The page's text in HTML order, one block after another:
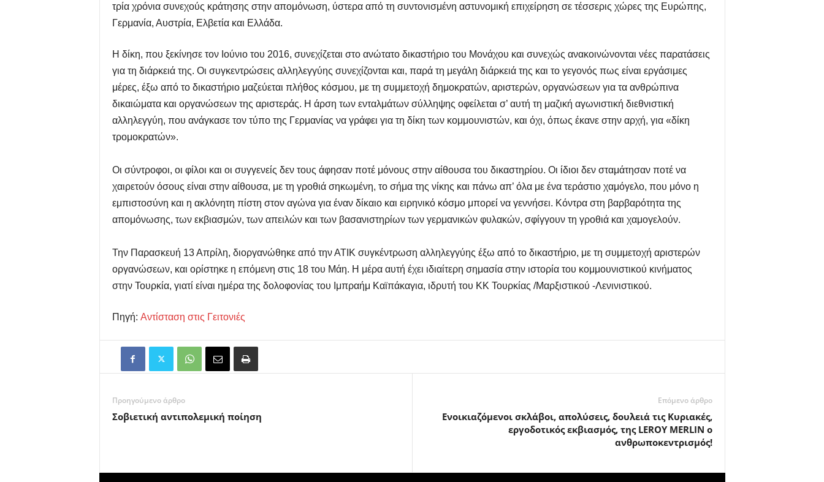
τρία χρόνια συνεχούς κράτησης στην απομόνωση, ύστερα από τη συντονισμένη αστυνομική επιχείρηση σε τέσσερις χώρες της Ευρώπης,
Γερμανία, Αυστρία, Ελβετία και Ελλάδα.
Η δίκη, που ξεκίνησε τον Ιούνιο του 2016, συνεχίζεται στο ανώτατο δικαστήριο του Μονάχου και συνεχώς ανακοινώνονται νέες παρατάσεις
για τη διάρκειά της. Οι συγκεντρώσεις αλληλεγγύης συνεχίζονται και, παρά τη μεγάλη διάρκειά της και το γεγονός πως είναι εργάσιμες
μέρες, έξω από το δικαστήριο μαζεύεται πλήθος κόσμου, με τη συμμετοχή δημοκρατών, αριστερών, οργανώσεων για τα ανθρώπινα
δικαιώματα και οργανώσεων της αριστεράς. Η άρση των ενταλμάτων σύλληψης οφείλεται σ’ αυτή τη μαζική αγωνιστική διεθνιστική
αλληλεγγύη, που ανάγκασε τον τύπο της Γερμανίας να γράφει για τη δίκη των κομμουνιστών, και όχι, όπως έκανε στην αρχή, για «δίκη
τρομοκρατών».
Οι σύντροφοι, οι φίλοι και οι συγγενείς δεν τους άφησαν ποτέ μόνους στην αίθουσα του δικαστηρίου. Οι ίδιοι δεν σταμάτησαν ποτέ να
χαιρετούν όσους είναι στην αίθουσα, με τη γροθιά σηκωμένη, το σήμα της νίκης και πάνω απ’ όλα με ένα τεράστιο χαμόγελο, που μόνο η
εμπιστοσύνη και η ακλόνητη πίστη στον αγώνα για έναν δίκαιο και ειρηνικό κόσμο μπορεί να γεννήσει. Κόντρα στη βαρβαρότητα της
απομόνωσης, των εκβιασμών, των απειλών και των βασανιστηρίων των γερμανικών φυλακών, σφίγγουν τη γροθιά και χαμογελούν.
Την Παρασκευή 13 Απρίλη, διοργανώθηκε από την ΑΤΙΚ συγκέντρωση αλληλεγγύης έξω από το δικαστήριο, με τη συμμετοχή αριστερών
οργανώσεων, και ορίστηκε η επόμενη στις 18 του Μάη. Η μέρα αυτή έχει ιδιαίτερη σημασία στην ιστορία του κομμουνιστικού κινήματος
στην Τουρκία, γιατί είναι ημέρα της δολοφονίας του Ιμπραήμ Καϊπάκαγια, ιδρυτή του ΚΚ Τουρκίας /Μαρξιστικού -Λενινιστικού.
Πηγή: Αντίσταση στις Γειτονιές
Προηγούμενο άρθρο
Σοβιετική αντιπολεμική ποίηση
Επόμενο άρθρο
Ενοικιαζόμενοι σκλάβοι, απολύσεις, δουλειά τις Κυριακές,
εργοδοτικός εκβιασμός, της LEROY MERLIN ο
ανθρωποκεντρισμός!